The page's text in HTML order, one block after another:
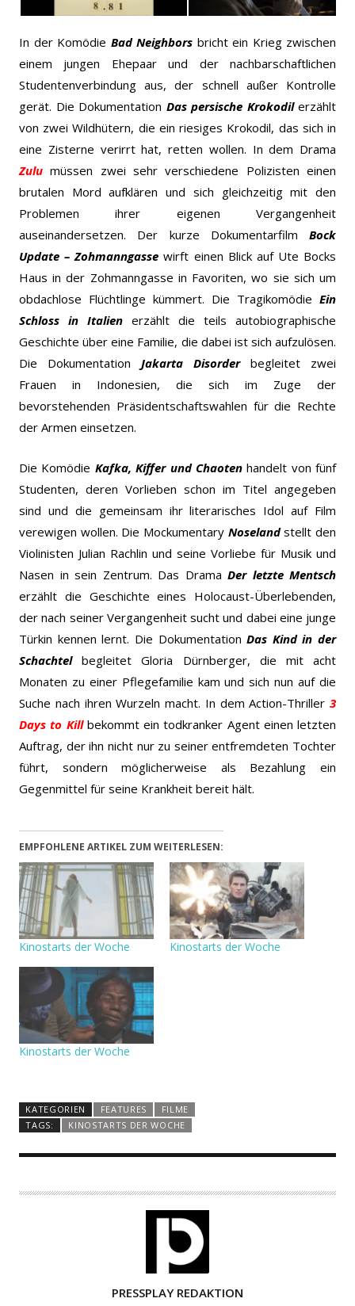
In der Komödie Bad Neighbors bricht ein Krieg zwischen
einem jungen Ehepaar und der nachbarschaftlichen
Studentenverbindung aus, der schnell außer Kontrolle
gerät. Die Dokumentation Das persische Krokodilerzählt
von zwei Wildhütern, die ein riesiges Krokodil, das sich in
eine Zisterne verirrt hat, retten wollen. In dem Drama
Zulu müssen zwei sehr verschiedene Polizisten einen
brutalen Mord aufklären und sich gleichzeitig mit den
Problemen ihrer eigenen Vergangenheit
auseinandersetzen. Der kurze Dokumentarfilm Bock
Update – Zohmanngasse wirft einen Blick auf Ute Bocks
Haus in der Zohmanngasse in Favoriten, wo sie sich um
obdachlose Flüchtlinge kümmert. Die Tragikomödie Ein
Schloss in Italien erzählt die teils autobiographische
Geschichte über eine Familie, die dabei ist sich aufzulösen.
Die Dokumentation Jakarta Disorderbegleitet zwei
Frauen in Indonesien, die sich im Zuge der
bevorstehenden Präsidentschaftswahlen für die Rechte
der Armen einsetzen.
Die Komödie Kafka, Kiffer und Chaotenhandelt von fünf
Studenten, deren Vorlieben schon im Titel angegeben
sind und die gemeinsam ihr literarisches Idol auf Film
verewigen wollen. Die Mockumentary Noselandstellt den
Violinisten Julian Rachlin und seine Vorliebe für Musik und
Nasen in sein Zentrum. Das Drama Der letzte Mentsch
erzählt die Geschichte eines Holocaust-Überlebenden,
der nach seiner Vergangenheit sucht und dabei eine junge
Türkin kennen lernt. Die DokumentationDas Kind in der
Schachtelbegleitet Gloria Dürnberger, die mit acht
Monaten zu einer Pflegefamilie kam und sich nun auf die
Suche nach ihren Wurzeln macht. In dem Action-Thriller 3
Days to Killbekommt ein todkranker Agent einen letzten
Auftrag, der ihn nicht nur zu seiner entfremdeten Tochter
führt, sondern möglicherweise als Bezahlung ein
Gegenmittel für seine Krankheit bereit hält.
EMPFOHLENE ARTIKEL ZUM WEITERLESEN:
Kinostarts der Woche Kinostarts der Woche
Kinostarts der Woche
KATEGORIEN FEATURES
FILME
TAGS:
KINOSTARTS DER WOCHE
PRESSPLAY REDAKTION